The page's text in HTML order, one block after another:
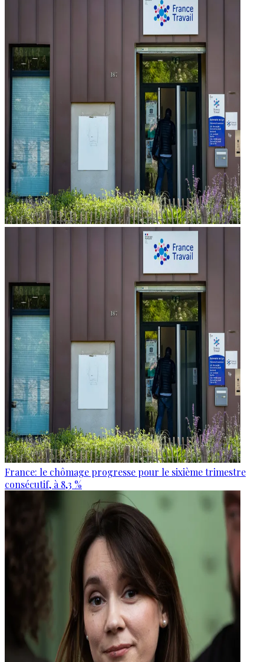
France: le chômage progresse pour le sixième trimestre
consécutif, à 8,3 %